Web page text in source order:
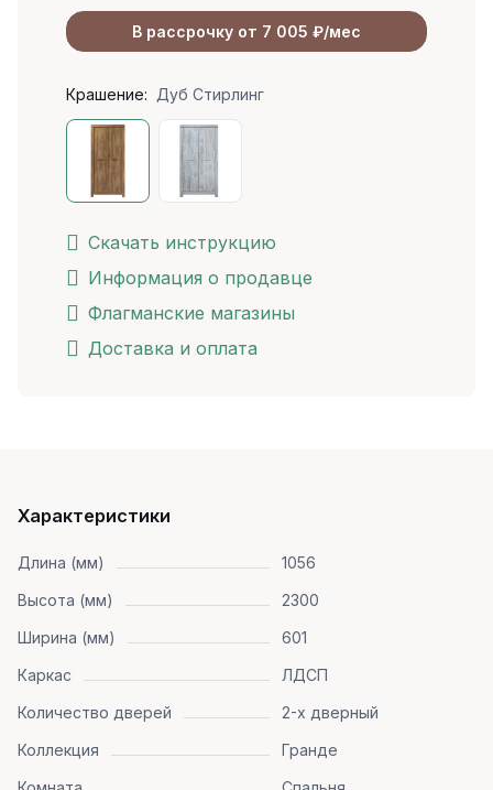
В рассрочку от 7 005 ₽/мес
Крашение: Дуб Стирлинг
Скачать инструкцию
Информация о продавце
Флагманские магазины
Доставка и оплата
Характеристики
Длина (мм)
1056
Высота (мм)
2300
Ширина (мм)
601
Каркас
ЛДСП
Количество дверей
2-х дверный
Коллекция
Гранде